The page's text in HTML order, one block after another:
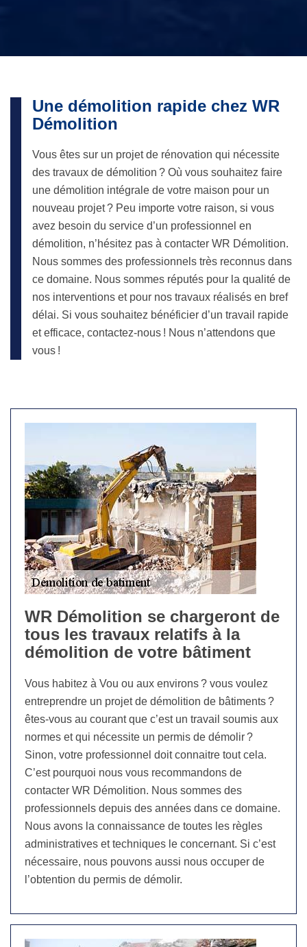
Une démolition rapide chez WR
Démolition
Vous êtes sur un projet de rénovation qui nécessite
des travaux de démolition ? Où vous souhaitez faire
une démolition intégrale de votre maison pour un
nouveau projet ? Peu importe votre raison, si vous
avez besoin du service d’un professionnel en
démolition, n’hésitez pas à contacter WR Démolition.
Nous sommes des professionnels très reconnus dans
ce domaine. Nous sommes réputés pour la qualité de
nos interventions et pour nos travaux réalisés en bref
délai. Si vous souhaitez bénéficier d’un travail rapide
et efficace, contactez-nous ! Nous n’attendons que
vous !
WR Démolition se chargeront de
tous les travaux relatifs à la
démolition de votre bâtiment
Vous habitez à Vou ou aux environs ? vous voulez
entreprendre un projet de démolition de bâtiments ?
êtes-vous au courant que c’est un travail soumis aux
normes et qui nécessite un permis de démolir ?
Sinon, votre professionnel doit connaitre tout cela.
C’est pourquoi nous vous recommandons de
contacter WR Démolition. Nous sommes des
professionnels depuis des années dans ce domaine.
Nous avons la connaissance de toutes les règles
administratives et techniques le concernant. Si c’est
nécessaire, nous pouvons aussi nous occuper de
l’obtention du permis de démolir.